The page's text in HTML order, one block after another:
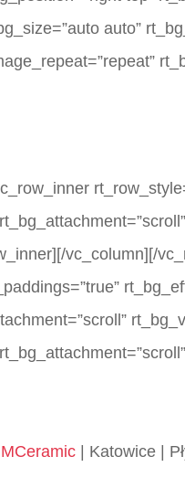
auto”
vc_column][/
MCeramic | Katowice |